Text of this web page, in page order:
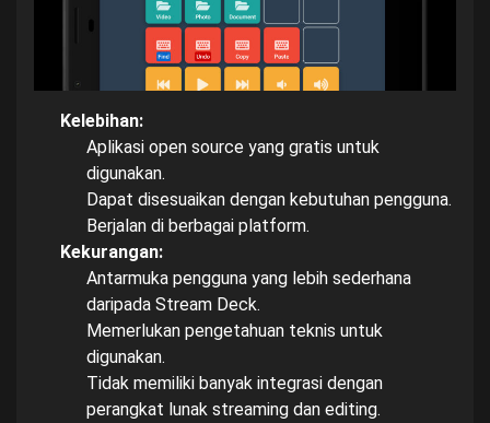
Kelebihan:
Aplikasi open source yang gratis untuk
digunakan.
Dapat disesuaikan dengan kebutuhan pengguna.
Berjalan di berbagai platform.
Kekurangan:
Antarmuka pengguna yang lebih sederhana
daripada Stream Deck.
Memerlukan pengetahuan teknis untuk
digunakan.
Tidak memiliki banyak integrasi dengan
perangkat lunak streaming dan editing.